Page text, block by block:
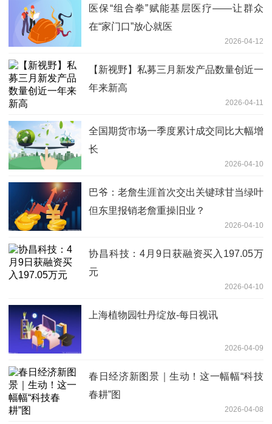
医保“组合拳”赋能基层医疗——让群众
在“家门口”放心就医
2026-04-12
【新视野】私募三月新发产品数量创近一
年来新高
2026-04-11
全国期货市场一季度累计成交同比大幅增
长
2026-04-10
巴爷：老詹生涯首次交出关键球甘当绿叶
但东里报销老詹重操旧业？
2026-04-10
协昌科技：4月9日获融资买入197.05万
元
2026-04-10
上海植物园牡丹绽放-每日视讯
2026-04-09
春日经济新图景｜生动！这一幅幅“科技
春耕”图
2026-04-08